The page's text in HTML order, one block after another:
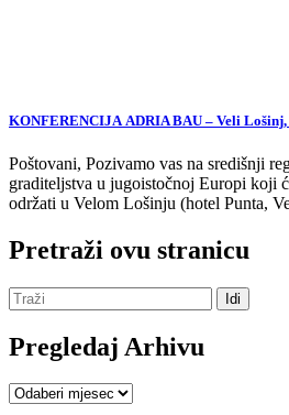
KONFERENCIJA ADRIA BAU – Veli Lošinj,
Poštovani, Pozivamo vas na središnji
graditeljstva u jugoistočnoj Europi koji
održati u Velom Lošinju (hotel Punta,
Pretraži ovu stranicu
Pregledaj Arhivu
Pregledaj